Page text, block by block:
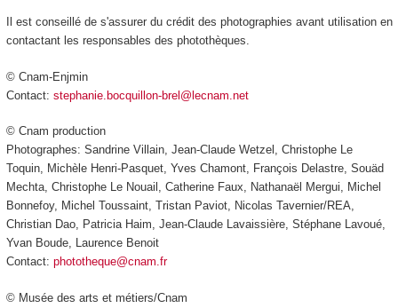
Il est conseillé de s'assurer du crédit des photographies avant utilisation en
contactant les responsables des photothèques.
© Cnam-Enjmin
Contact: stephanie.bocquillon-brel@lecnam.net
© Cnam production
Photographes: Sandrine Villain, Jean-Claude Wetzel, Christophe Le
Toquin, Michèle Henri-Pasquet, Yves Chamont, François Delastre, Souäd
Mechta, Christophe Le Nouail, Catherine Faux, Nathanaël Mergui, Michel
Bonnefoy, Michel Toussaint, Tristan Paviot, Nicolas Tavernier/REA,
Christian Dao, Patricia Haim, Jean-Claude Lavaissière, Stéphane Lavoué,
Yvan Boude, Laurence Benoit
Contact: phototheque@cnam.fr
© Musée des arts et métiers/Cnam